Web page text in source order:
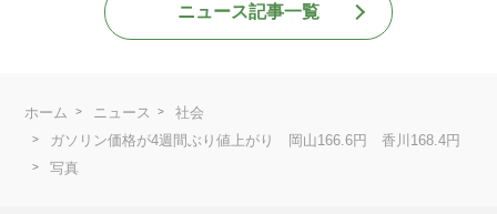
ニュース記事一覧
ホーム ニュース
社会
ガソリン価格が4週間ぶり値上がり 岡山166.6円 香川168.4円
写真